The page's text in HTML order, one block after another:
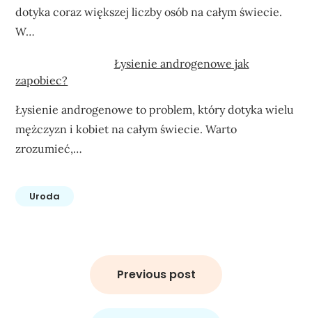
dotyka coraz większej liczby osób na całym świecie.
W…
Łysienie androgenowe jak
zapobiec?
Łysienie androgenowe to problem, który dotyka wielu
mężczyzn i kobiet na całym świecie. Warto
zrozumieć,…
Uroda
Previous post